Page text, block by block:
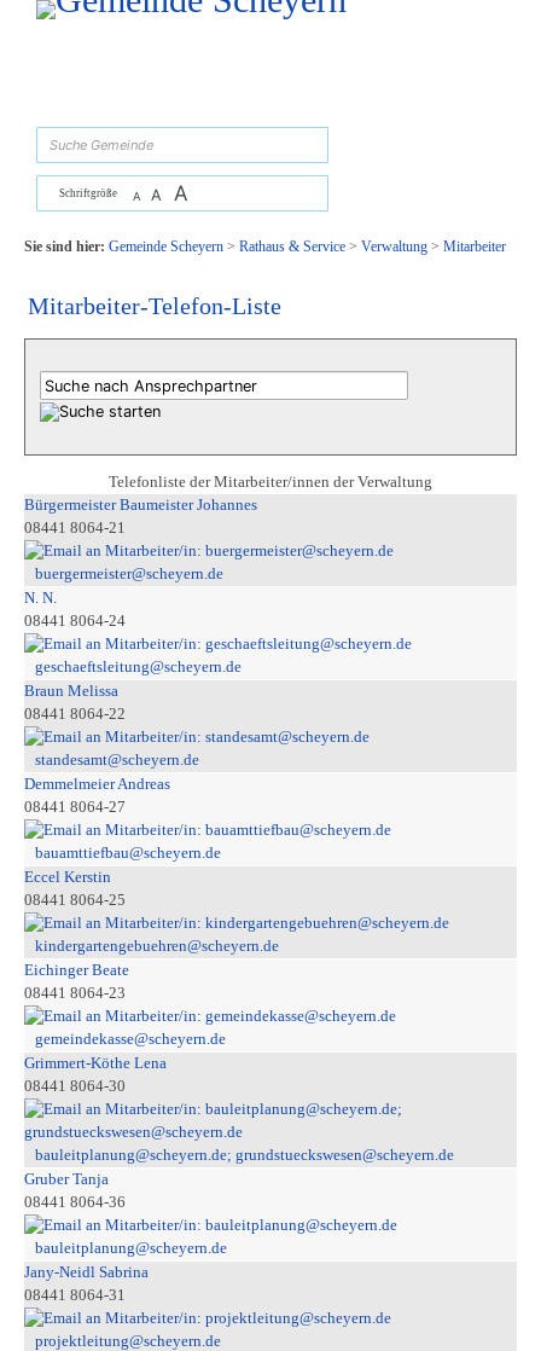
Zum Inhalt, zur Navigationoder zur Startseite springen.
Schriftgröße A A A
Sie sind hier: Gemeinde Scheyern> Rathaus & Service> Verwaltung> Mitarbeiter
Mitarbeiter-Telefon-Liste
Telefonliste der Mitarbeiter/innen der Verwaltung
Bürgermeister Baumeister Johannes
08441 8064-21
buergermeister@scheyern.de
N. N.
08441 8064-24
geschaeftsleitung@scheyern.de
Braun Melissa
08441 8064-22
standesamt@scheyern.de
Demmelmeier Andreas
08441 8064-27
bauamttiefbau@scheyern.de
Eccel Kerstin
08441 8064-25
kindergartengebuehren@scheyern.de
Eichinger Beate
08441 8064-23
gemeindekasse@scheyern.de
Grimmert-Köthe Lena
08441 8064-30
bauleitplanung@scheyern.de; grundstueckswesen@scheyern.de
Gruber Tanja
08441 8064-36
bauleitplanung@scheyern.de
Jany-Neidl Sabrina
08441 8064-31
projektleitung@scheyern.de